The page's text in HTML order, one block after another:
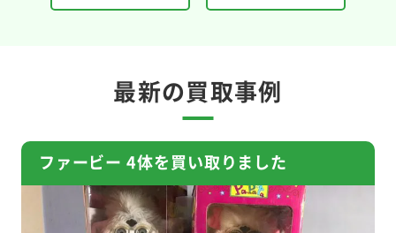
最新の買取事例
ファービー 4体を買い取りました